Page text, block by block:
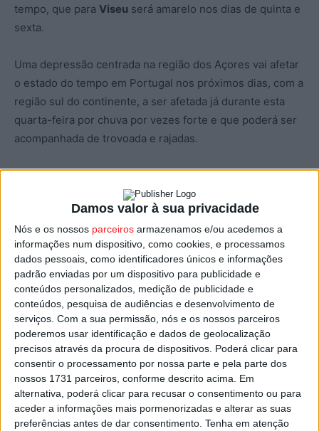
Damos valor à sua privacidade
Nós e os nossos parceiros armazenamos e/ou acedemos a
informações num dispositivo, como cookies, e processamos
dados pessoais, como identificadores únicos e informações
padrão enviadas por um dispositivo para publicidade e
conteúdos personalizados, medição de publicidade e
conteúdos, pesquisa de audiências e desenvolvimento de
serviços. Com a sua permissão, nós e os nossos parceiros
poderemos usar identificação e dados de geolocalização
precisos através da procura de dispositivos. Poderá clicar para
consentir o processamento por nossa parte e pela parte dos
nossos 1731 parceiros, conforme descrito acima. Em
alternativa, poderá clicar para recusar o consentimento ou para
aceder a informações mais pormenorizadas e alterar as suas
preferências antes de dar consentimento. Tenha em atenção
tempo, que para Viseu será amarelo nos dias de quinta e
sexta.
Uma depressão centrada na região dos Açores vai afetar
o estado do tempo em Portugal nos próximos dias, com a
região sul do continente, a ser afetada já durante esta
quarta-feira por chuva por vezes forte e que poderá ser
acompanhada de trovoada e rajadas.
A chuva vai estender-se gradualmente às restantes
regiões do território continental, de sul para norte, e
quinta-feira será um dia de aguaceiros fortes, que
diminuirão de intensidade e frequência a partir da tarde
de sexta-feira.
O IPMA avisa ainda que os valores acumulados de
precipitação total entre hoje e sexta-feira serão
significativos, alertando assim para o risco de cheias
rápidas e inundações em especial em maio urbano.
A Autoridade Nacional de Emergência e Proteção Civil
(ANEPC) já tinha emitido na terça-feira um aviso à
população, para hoje e quinta-feira, devido à previsão de